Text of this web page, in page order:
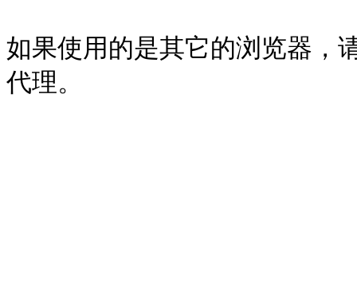
如果使用的是其它的浏览器，